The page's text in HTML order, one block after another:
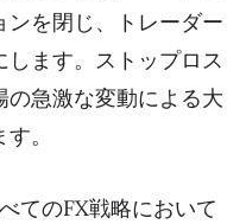
ンを閉じ、トレーダー
ます。ストップロス
急激な変動による大
。
てのFX戦略において